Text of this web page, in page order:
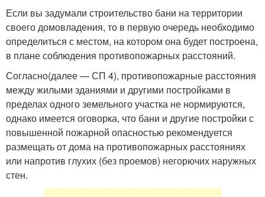
Если вы задумали строительство бани на территории
своего домовладения, то в первую очередь необходимо
определиться с местом, на котором она будет построена,
в плане соблюдения противопожарных расстояний.
Согласно(далее — СП 4), противопожарные расстояния
между жилыми зданиями и другими постройками в
пределах одного земельного участка не нормируются,
однако имеется оговорка, что бани и другие постройки с
повышенной пожарной опасностью рекомендуется
размещать от дома на противопожарных расстояниях
или напротив глухих (без проемов) негорючих наружных
стен.